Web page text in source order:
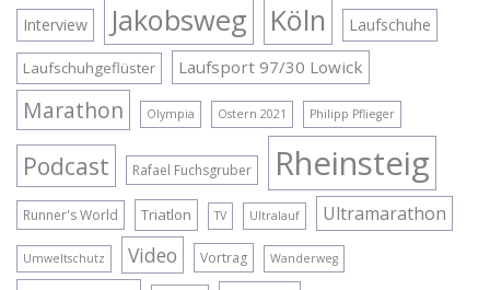
Interview Jakobsweg Köln Laufschuhe
Laufschuhgeflüster Laufsport 97/30 Lowick
Marathon Olympia Ostern 2021 Philipp Pflieger
Podcast Rafael Fuchsgruber Rheinsteig
Runner's World Triatlon TV Ultralauf Ultramarathon
Umweltschutz Video Vortrag Wanderweg